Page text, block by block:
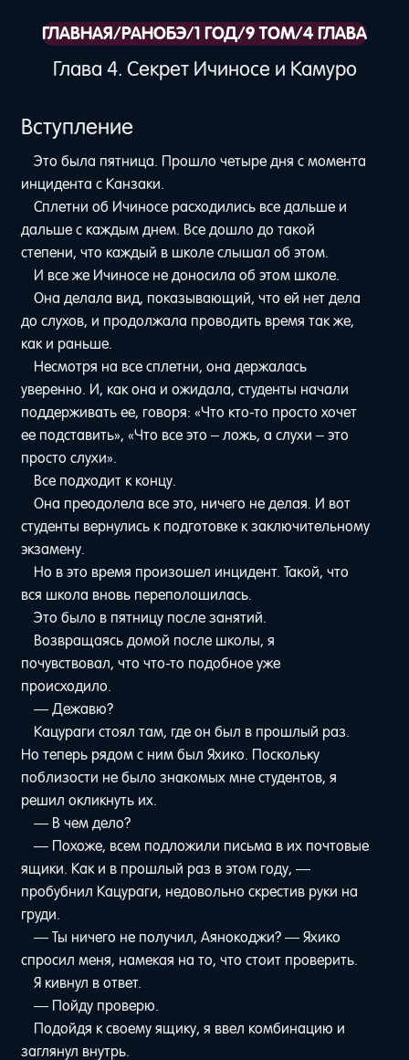
ГЛАВНАЯ/РАНОБЭ/1 ГОД/9 ТОМ/4 ГЛАВА
Глава 4. Секрет Ичиносе и Камуро
Вступление
Это была пятница. Прошло четыре дня с момента
инцидента с Канзаки.
Сплетни об Ичиносе расходились все дальше и
дальше с каждым днем. Все дошло до такой
степени, что каждый в школе слышал об этом.
И все же Ичиносе не доносила об этом школе.
Она делала вид, показывающий, что ей нет дела
до слухов, и продолжала проводить время так же,
как и раньше.
Несмотря на все сплетни, она держалась
уверенно. И, как она и ожидала, студенты начали
поддерживать ее, говоря: «Что кто-то просто хочет
ее подставить», «Что все это – ложь, а слухи – это
просто слухи».
Все подходит к концу.
Она преодолела все это, ничего не делая. И вот
студенты вернулись к подготовке к заключительному
экзамену.
Но в это время произошел инцидент. Такой, что
вся школа вновь переполошилась.
Это было в пятницу после занятий.
Возвращаясь домой после школы, я
почувствовал, что что-то подобное уже
происходило.
— Дежавю?
Кацураги стоял там, где он был в прошлый раз.
Но теперь рядом с ним был Яхико. Поскольку
поблизости не было знакомых мне студентов, я
решил окликнуть их.
— В чем дело?
— Похоже, всем подложили письма в их почтовые
ящики. Как и в прошлый раз в этом году, —
пробубнил Кацураги, недовольно скрестив руки на
груди.
— Ты ничего не получил, Аянокоджи? — Яхико
спросил меня, намекая на то, что стоит проверить.
Я кивнул в ответ.
— Пойду проверю.
Подойдя к своему ящику, я ввел комбинацию и
заглянул внутрь.